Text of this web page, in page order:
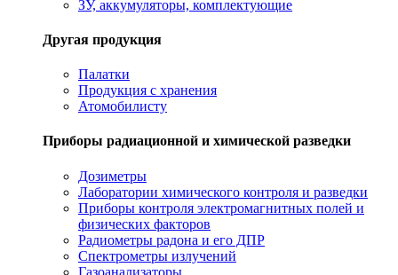
ЗУ, аккумуляторы, комплектующие
Другая продукция
Палатки
Продукция с хранения
Атомобилисту
Приборы радиационной и химической разведки
Дозиметры
Лаборатории химического контроля и разведки
Приборы контроля электромагнитных полей и
физических факторов
Радиометры радона и его ДПР
Спектрометры излучений
Газоанализаторы